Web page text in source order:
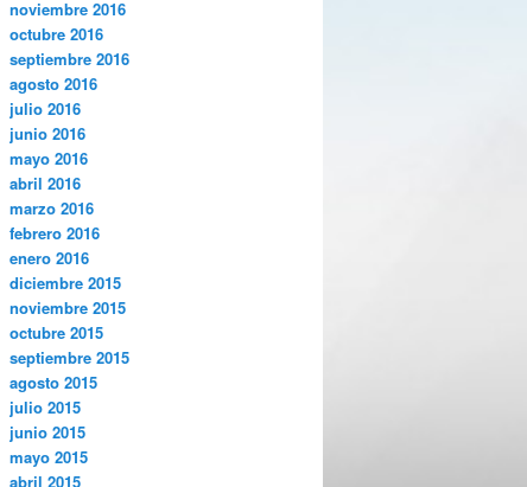
noviembre 2016
octubre 2016
septiembre 2016
agosto 2016
julio 2016
junio 2016
mayo 2016
abril 2016
marzo 2016
febrero 2016
enero 2016
diciembre 2015
noviembre 2015
octubre 2015
septiembre 2015
agosto 2015
julio 2015
junio 2015
mayo 2015
abril 2015